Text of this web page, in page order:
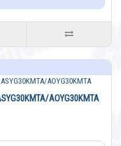
AOYG30KMTA